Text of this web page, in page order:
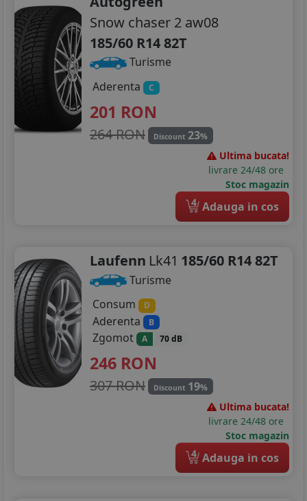
Snow chaser 2 aw08
185/60 R14 82T
Turisme
Aderenta
C
201 RON
264 RON Discount 23%
Ultima bucata!
livrare 24/48 ore
Stoc magazin
4 Adauga in cos
Laufenn Lk41 185/60 R14 82T
Turisme
Consum
D
Aderenta B
Zgomot A 70 dB
246 RON
307 RON Discount 19%
Ultima bucata!
livrare 24/48 ore
Stoc magazin
4 Adauga in cos